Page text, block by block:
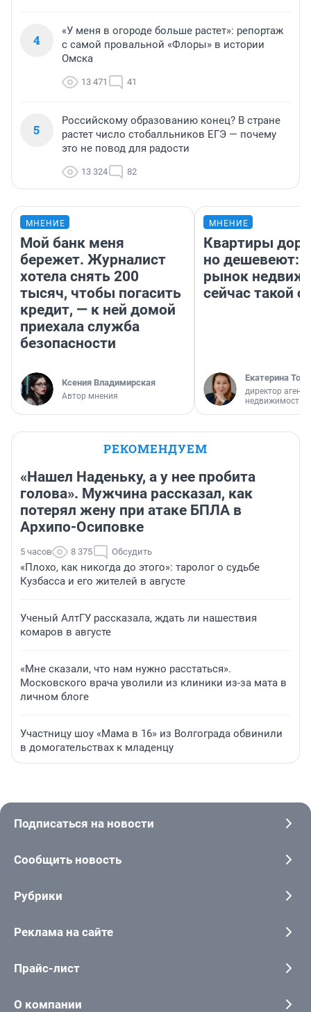
4
«У меня в огороде больше растет»: репортаж
с самой провальной «Флоры» в истории
Омска
13 471 41
5
Российскому образованию конец? В стране
растет число стобалльников ЕГЭ — почему
это не повод для радости
13 324 82
МНЕНИЕ
Мой банк меня
бережет. Журналист
хотела снять 200
тысяч, чтобы погасить
кредит, — к ней домой
приехала служба
безопасности
Ксения Владимирская
Автор мнения
МНЕНИЕ
Квартиры
но дешевеют:
рынок
сейчас такой
Екатерина
директор
недвижимости
РЕКОМЕНДУЕМ
«Нашел Наденьку, а у нее пробита
голова». Мужчина рассказал, как
потерял жену при атаке БПЛА в
Архипо-Осиповке
5 часов 8 375 Обсудить
«Плохо, как никогда до этого»: таролог о судьбе
Кузбасса и его жителей в августе
Ученый АлтГУ рассказала, ждать ли нашествия
комаров в августе
«Мне сказали, что нам нужно расстаться».
Московского врача уволили из клиники из-за мата в
личном блоге
Участницу шоу «Мама в 16» из Волгограда обвинили
в домогательствах к младенцу
Подписаться на новости
Сообщить новость
Рубрики
Реклама на сайте
Прайс-лист
О компании